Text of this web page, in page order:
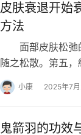
皮肤衰退开始
方法
面部皮肤松弛的
随之松散。第五
弟二，人体脂肪
小康 2025年7月
鬼箭羽的功效